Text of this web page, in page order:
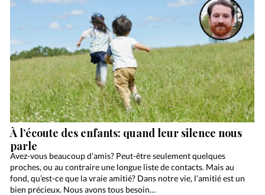
À l’écoute des enfants: quand leur silence nous
parle
Avez-vous beaucoup d’amis? Peut-être seulement quelques
proches, ou au contraire une longue liste de contacts. Mais au
fond, qu’est-ce que la vraie amitié? Dans notre vie, l’amitié est un
bien précieux. Nous avons tous besoin…